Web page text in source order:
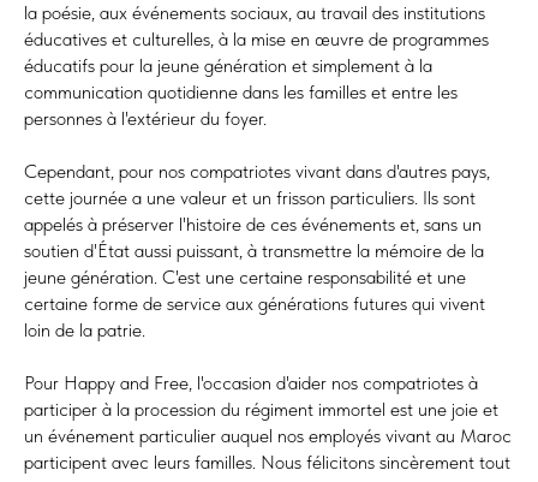
la poésie, aux événements sociaux, au travail des institutions
éducatives et culturelles, à la mise en œuvre de programmes
éducatifs pour la jeune génération et simplement à la
communication quotidienne dans les familles et entre les
personnes à l'extérieur du foyer.
Cependant, pour nos compatriotes vivant dans d'autres pays,
cette journée a une valeur et un frisson particuliers. Ils sont
appelés à préserver l'histoire de ces événements et, sans un
soutien d'État aussi puissant, à transmettre la mémoire de la
jeune génération. C'est une certaine responsabilité et une
certaine forme de service aux générations futures qui vivent
loin de la patrie.
Pour Happy and Free, l'occasion d'aider nos compatriotes à
participer à la procession du régiment immortel est une joie et
un événement particulier auquel nos employés vivant au Maroc
participent avec leurs familles. Nous félicitons sincèrement tout